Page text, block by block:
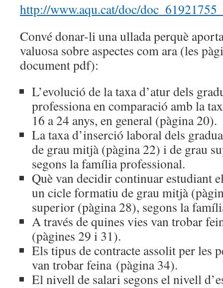
http://www.aqu.cat/doc/
Convé donar-li una ullada perquè
valuosa sobre aspectes com ara (les
document pdf):
L’evolució de la taxa d’atur dels
professiona en comparació amb la
16 a 24 anys, en general (pàgina 20).
La taxa d’inserció laboral dels
de grau mitjà (pàgina 22) i de grau
segons la família professional.
Què van decidir continuar estudiant
un cicle formatiu de grau mitjà
superior (pàgina 28), segons la
A través de quines vies van trobar
(pàgines 29 i 31).
Els tipus de contracte assolit per les
van trobar feina (pàgina 34).
El nivell de salari segons el nivell